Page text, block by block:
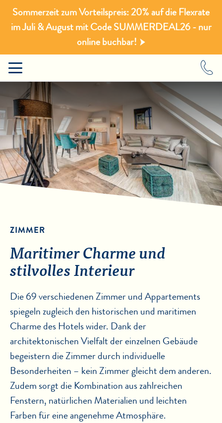
Sommerzeit zum Vorteilspreis: 20% auf die Flexrate
im Juli & August mit Code SUMMERDEAL26 - nur
online buchbar!
ZIMMER
Maritimer Charme und
stilvolles Interieur
Die 69 verschiedenen Zimmer und Appartements
spiegeln zugleich den historischen und maritimen
Charme des Hotels wider. Dank der
architektonischen Vielfalt der einzelnen Gebäude
begeistern die Zimmer durch individuelle
Besonderheiten – kein Zimmer gleicht dem anderen.
Zudem sorgt die Kombination aus zahlreichen
Fenstern, natürlichen Materialien und leichten
Farben für eine angenehme Atmosphäre.